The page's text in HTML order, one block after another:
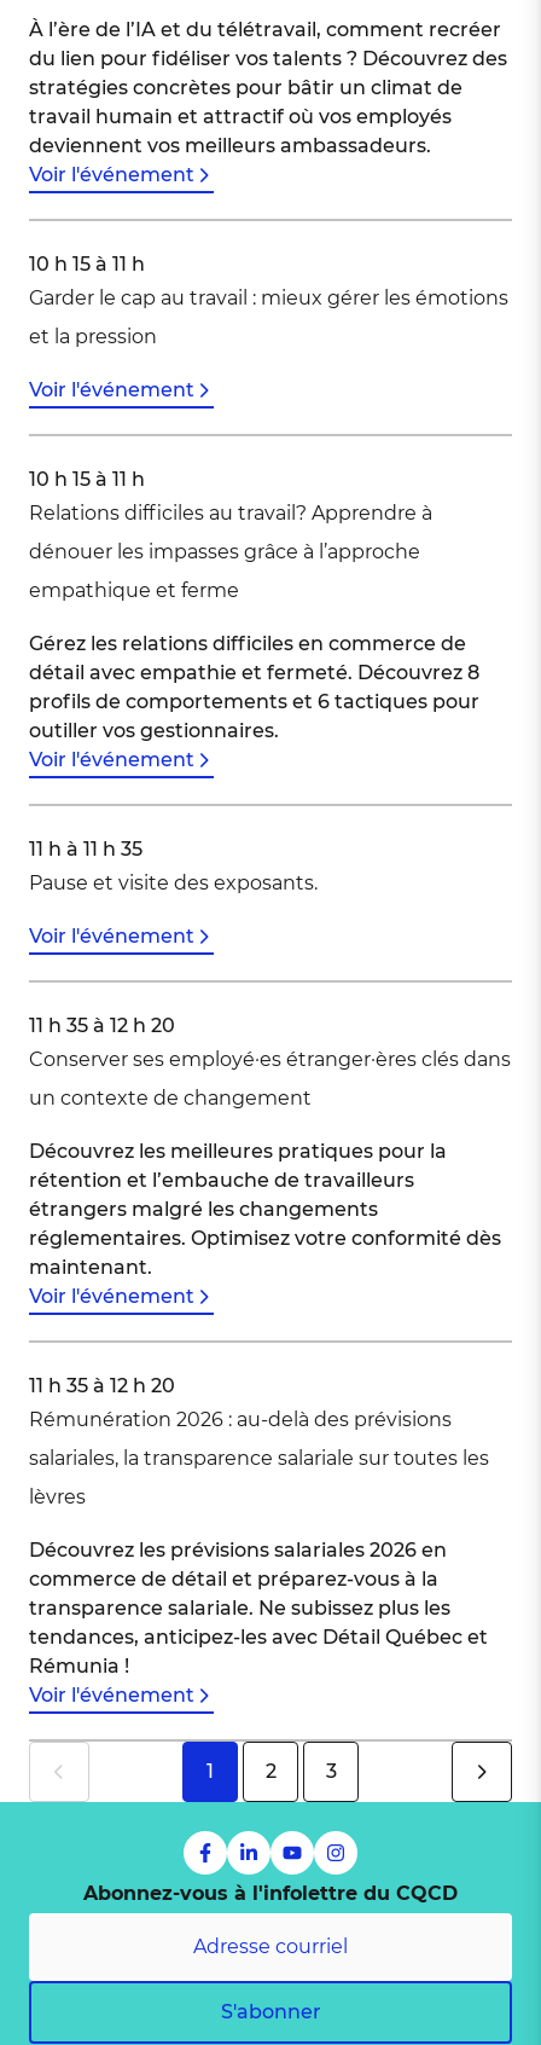
À l’ère de l’IA et du télétravail, comment recréer
du lien pour fidéliser vos talents ? Découvrez des
stratégies concrètes pour bâtir un climat de
travail humain et attractif où vos employés
deviennent vos meilleurs ambassadeurs.
Voir l'événement
10 h 15 à 11 h
Garder le cap au travail : mieux gérer les émotions
et la pression
Voir l'événement
10 h 15 à 11 h
Relations difficiles au travail? Apprendre à
dénouer les impasses grâce à l’approche
empathique et ferme
Gérez les relations difficiles en commerce de
détail avec empathie et fermeté. Découvrez 8
profils de comportements et 6 tactiques pour
outiller vos gestionnaires.
Voir l'événement
11 h à 11 h 35
Pause et visite des exposants.
Voir l'événement
11 h 35 à 12 h 20
Conserver ses employé·es étranger·ères clés dans
un contexte de changement
Découvrez les meilleures pratiques pour la
rétention et l’embauche de travailleurs
étrangers malgré les changements
réglementaires. Optimisez votre conformité dès
maintenant.
Voir l'événement
11 h 35 à 12 h 20
Rémunération 2026 : au-delà des prévisions
salariales, la transparence salariale sur toutes les
lèvres
Découvrez les prévisions salariales 2026 en
commerce de détail et préparez-vous à la
transparence salariale. Ne subissez plus les
tendances, anticipez-les avec Détail Québec et
Rémunia !
Voir l'événement
1 2 3
Abonnez-vous à l'infolettre du CQCD
S'abonner